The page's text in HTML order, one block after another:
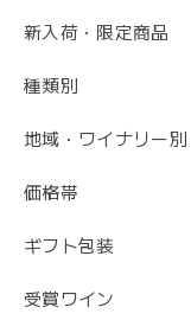
新入荷・限定商品
種類別
地域・ワイナリー別
価格帯
ギフト包装
受賞ワイン